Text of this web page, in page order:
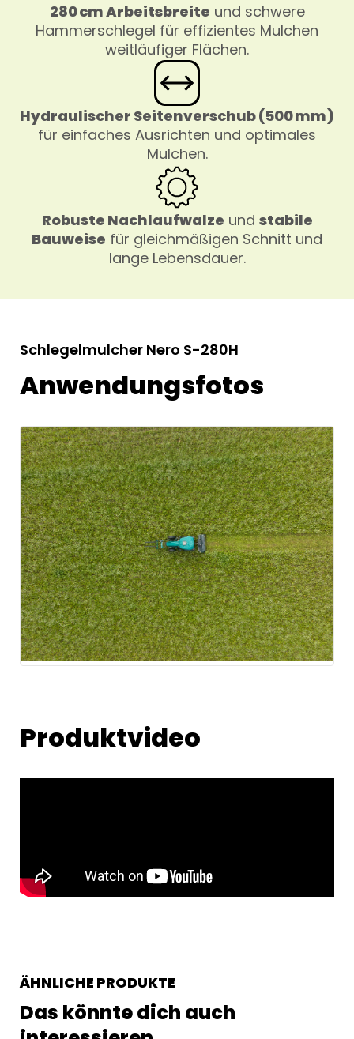
280 cm Arbeitsbreite und schwere
Hammerschlegel für effizientes Mulchen
weitläufiger Flächen.
Hydraulischer Seitenverschub (500 mm)
für einfaches Ausrichten und optimales
Mulchen.
Robuste Nachlaufwalze und stabile
Bauweise für gleichmäßigen Schnitt und
lange Lebensdauer.
Schlegelmulcher Nero S-280H
Anwendungsfotos
Produktvideo
ÄHNLICHE PRODUKTE
Das könnte dich auch